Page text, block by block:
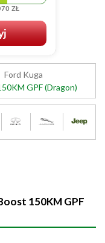
Ford Kuga
GPF (Dragon)
150KM GPF